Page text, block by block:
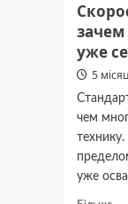
зачем
уже
5
чем
уже